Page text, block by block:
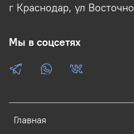
Главная
г Краснодар, ул
Мы в соцсетях